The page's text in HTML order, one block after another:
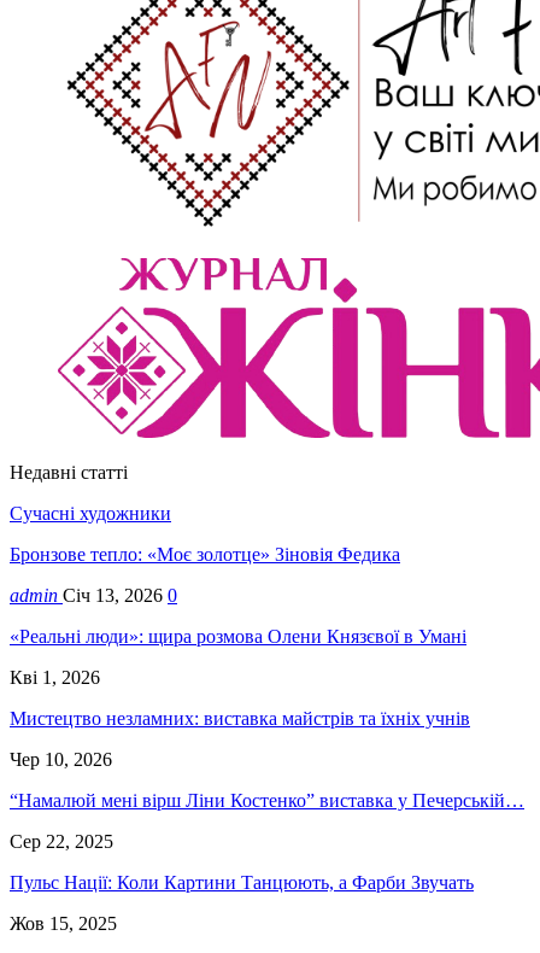
Недавні статті
Сучасні художники
Бронзове тепло: «Моє золотце» Зіновія Федика
admin Січ 13, 2026 0
«Реальні люди»: щира розмова Олени Князєвої в Умані
Кві 1, 2026
Мистецтво незламних: виставка майстрів та їхніх учнів
Чер 10, 2026
“Намалюй мені вірш Ліни Костенко” виставка у Печерській…
Сер 22, 2025
Пульс Нації: Коли Картини Танцюють, а Фарби Звучать
Жов 15, 2025